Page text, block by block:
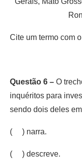
Cite um termo com
Questão 6 – O
inquéritos para
sendo dois deles
( ) narra.
( ) descreve.